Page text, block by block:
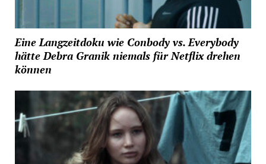
Eine Langzeitdoku wie Conbody vs. Everybody
hätte Debra Granik niemals für Netflix drehen
können